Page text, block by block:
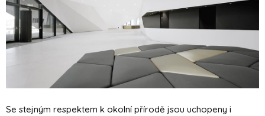
Se stejným respektem k okolní přírodě jsou uchopeny i